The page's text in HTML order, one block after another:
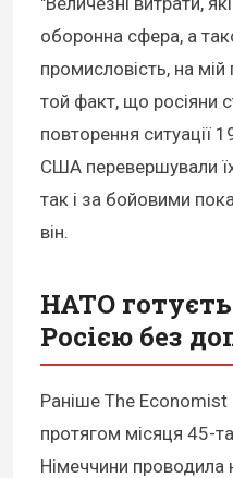
оборонна сфера, а
промисловість, на
той факт, що росіяни
повторення ситуації
США перевершували
так і за бойовими
він.
НАТО
Росією без
Раніше The
протягом місяця 45-
Німеччини